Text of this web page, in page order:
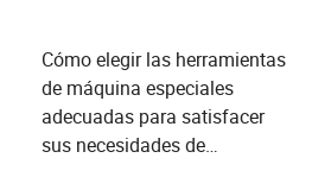
Cómo elegir las herramientas
de máquina especiales
adecuadas para satisfacer
sus necesidades de